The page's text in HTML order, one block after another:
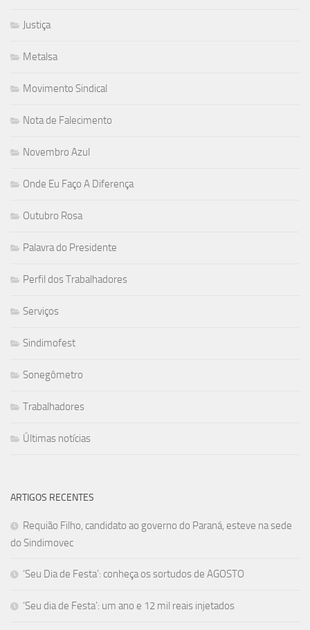
Justiça
Metalsa
Movimento Sindical
Nota de Falecimento
Novembro Azul
Onde Eu Faço A Diferença
Outubro Rosa
Palavra do Presidente
Perfil dos Trabalhadores
Serviços
Sindimofest
Sonegômetro
Trabalhadores
Últimas notícias
ARTIGOS RECENTES
Requião Filho, candidato ao governo do Paraná, esteve na sede
do Sindimovec
‘Seu Dia de Festa’: conheça os sortudos de AGOSTO
‘Seu dia de Festa’: um ano e 12 mil reais injetados